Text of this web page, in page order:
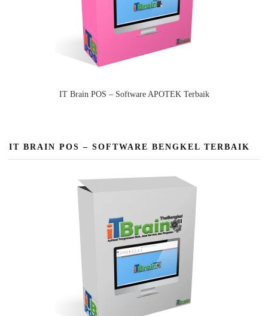
IT Brain POS – Software APOTEK Terbaik
IT BRAIN POS – SOFTWARE BENGKEL TERBAIK